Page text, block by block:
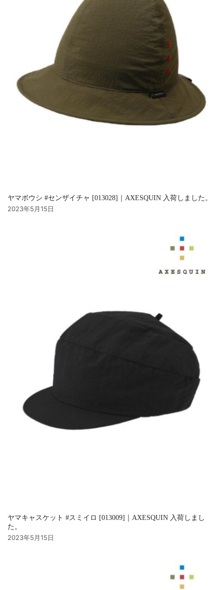
ヤマボウシ #センザイチャ [013028]｜AXESQUIN 入荷しました。
2023年5月15日
ヤマキャスケット #スミイロ [013009]｜AXESQUIN 入荷しまし
た。
2023年5月15日